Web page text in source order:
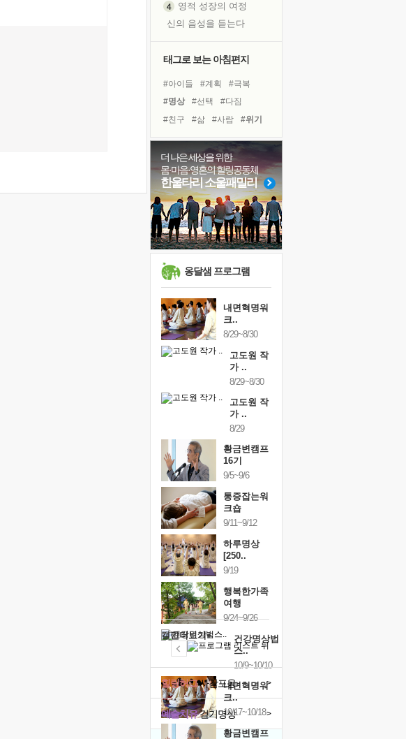
영적 성장의 여정
신의 음성을 듣는다
극과 극의 양 끝단
'말 타는 법'을 먼저
졸업식 사진을 보며
극심한 변비, 어깨결림, 수면 장애
아픈 아버지를 위한 공간 설계
슬럼프
보고 싶은 어머니
유년 시절의 부산 영도 바다
못된 꼰대들
너무 황홀한 꽃들이여!
태그로 보는 아침편지
#아이들 #계획
#극복
#명상
#선택
#다짐
#친구
#삶 #사람
#위기
#비전캠프
#나눔
#건강
#독서캠프
#독서
#힐링
#바이러스
#유튜브
#리더
#링컨학교
#희망
#경험
더 나은 세상을 위한
몸·마음·영혼의 힐링공동체
한울타리 소울패밀리
옹달샘 프로그램
내면혁명워
크..
8/29~8/30
고도원 작
가 ..
8/29~8/30
고도원 작
가 ..
8/29
황금변캠프
16기
9/5~9/6
통증잡는워
크숍
9/11~9/12
하루명상
[250..
9/19
행복한가족
여행
9/24~9/26
건강명상법
스..
10/9~10/10
내면혁명워
크..
10/17~10/18
황금변캠프
캘린더보기+
예술치유걷기명상 >
힐링허그사감포옹 >